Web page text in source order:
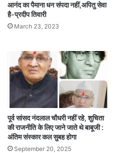
आनंद का पैमाना धन संपदा नहीं,अपितु सेवा
है-प्रदीप तिवारी
March 23, 2023
पूर्व सांसद नंदलाल चौधरी नहीं रहे, शुचिता
की राजनीति के लिए जाने जाते थे बाबूजी :
अंतिम संस्कार कल सुबह होगा
September 20, 2025